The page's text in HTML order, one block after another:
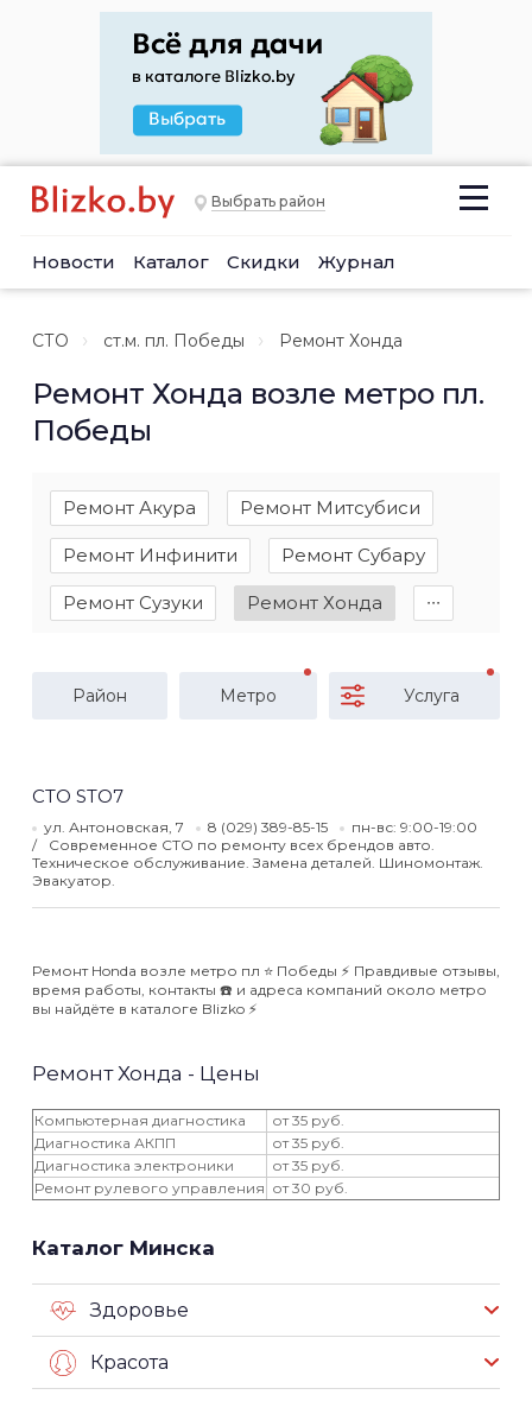
Выбрать район
Новости Каталог Скидки Журнал
СТО ст.м. пл. Победы Ремонт Хонда
Ремонт Хонда возле метро пл.
Победы
Ремонт Акура Ремонт Митсубиси
Ремонт Инфинити Ремонт Субару
Ремонт Сузуки Ремонт Хонда ∙∙∙
Район Метро Услуга
СТО STO7
ул. Антоновская, 7 8 (029) 389-85-15
пн-вс: 9:00-19:00
Современное СТО по ремонту всех брендов авто.
Техническое обслуживание. Замена деталей. Шиномонтаж.
Эвакуатор.
Ремонт Honda возле метро пл ⭐️ Победы ⚡️ Правдивые отзывы,
время работы, контакты ☎️ и адреса компаний около метро
вы найдёте в каталоге Blizko ⚡️
Ремонт Хонда - Цены
Компьютерная диагностика
от 35 руб.
Диагностика АКПП
от 35 руб.
Диагностика электроники
от 35 руб.
Ремонт рулевого управления от 30 руб.
Каталог Минска
Здоровье
Красота